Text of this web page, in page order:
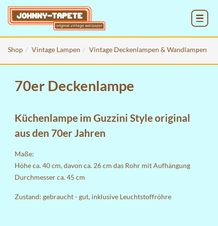
Shop Vintage Lampen Vintage Deckenlampen & Wandlampen
70er Deckenlampe
Küchenlampe im Guzzini Style original
aus den 70er Jahren
Maße:
Höhe ca. 40 cm, davon ca. 26 cm das Rohr mit Aufhängung
Durchmesser ca. 45 cm
Zustand: gebraucht - gut, inklusive Leuchtstoffröhre